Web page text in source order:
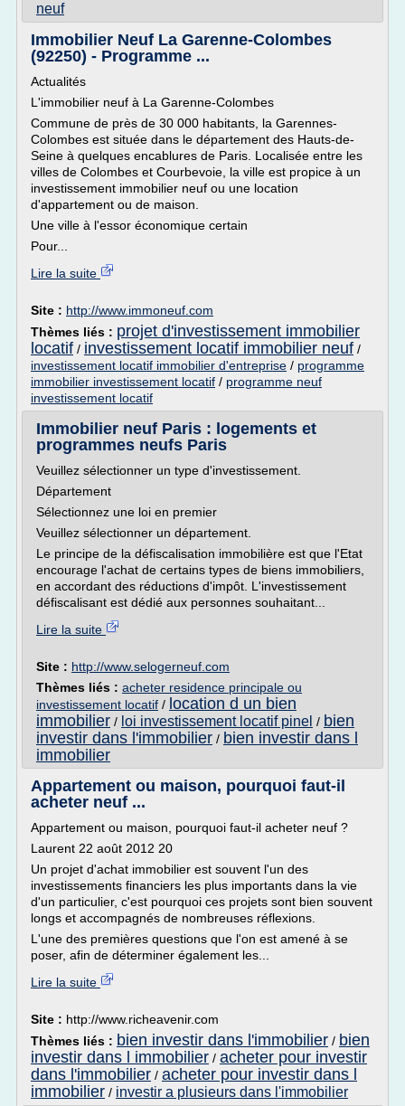
neuf
Immobilier Neuf La Garenne-Colombes
(92250) - Programme ...
Actualités
L'immobilier neuf à La Garenne-Colombes
Commune de près de 30 000 habitants, la Garennes-
Colombes est située dans le département des Hauts-de-
Seine à quelques encablures de Paris. Localisée entre les
villes de Colombes et Courbevoie, la ville est propice à un
investissement immobilier neuf ou une location
d'appartement ou de maison.
Une ville à l'essor économique certain
Pour...
Lire la suite
Site : http://www.immoneuf.com
Thèmes liés : projet d'investissement immobilier
locatif / investissement locatif immobilier neuf /
investissement locatif immobilier d'entreprise / programme
immobilier investissement locatif / programme neuf
investissement locatif
Immobilier neuf Paris : logements et
programmes neufs Paris
Veuillez sélectionner un type d'investissement.
Département
Sélectionnez une loi en premier
Veuillez sélectionner un département.
Le principe de la défiscalisation immobilière est que l'Etat
encourage l'achat de certains types de biens immobiliers,
en accordant des réductions d'impôt. L'investissement
défiscalisant est dédié aux personnes souhaitant...
Lire la suite
Site : http://www.selogerneuf.com
Thèmes liés : acheter residence principale ou
investissement locatif / location d un bien
immobilier / loi investissement locatif pinel / bien
investir dans l'immobilier / bien investir dans l
immobilier
Appartement ou maison, pourquoi faut-il
acheter neuf ...
Appartement ou maison, pourquoi faut-il acheter neuf ?
Laurent 22 août 2012 20
Un projet d'achat immobilier est souvent l'un des
investissements financiers les plus importants dans la vie
d'un particulier, c'est pourquoi ces projets sont bien souvent
longs et accompagnés de nombreuses réflexions.
L'une des premières questions que l'on est amené à se
poser, afin de déterminer également les...
Lire la suite
Site : http://www.richeavenir.com
Thèmes liés : bien investir dans l'immobilier / bien
investir dans l immobilier / acheter pour investir
dans l'immobilier / acheter pour investir dans l
immobilier / investir a plusieurs dans l'immobilier